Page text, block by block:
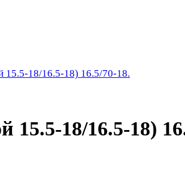
18/16.5-18)